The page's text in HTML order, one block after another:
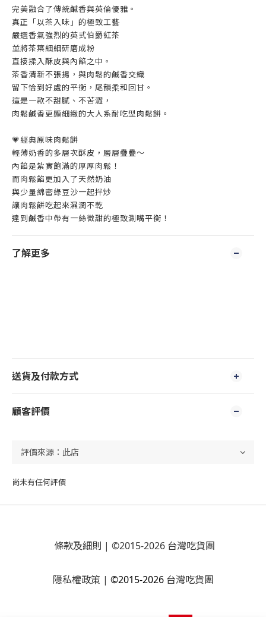
完美融合了傳統鹹香與英倫優雅。
真正「以茶入味」的極致工藝
嚴選香氣強烈的英式伯爵紅茶
並將茶葉細細研磨成粉
直接揉入酥皮與內餡之中。
茶香清新不張揚，與肉鬆的鹹香交織
留下恰到好處的平衡，尾韻柔和回甘。
這是一款不甜膩、不苦澀，
肉鬆鹹香更顯細緻的大人系耐吃型肉鬆餅。
💗經典原味肉鬆餅
輕薄奶香的多層次酥皮，層層疊疊～
內餡是紮實飽滿的厚厚肉鬆！
而肉鬆餡更加入了天然奶油
與少量綿密綠豆沙一起拌炒
讓肉鬆餅吃起來濕潤不乾
達到鹹香中帶有一絲微甜的極致涮嘴平衡！
了解更多
送貨及付款方式
顧客評價
尚未有任何評價
條款及細則 | ©2015-2026 台灣吃貨團
隱私權政策 | ©2015-2026台灣吃貨團